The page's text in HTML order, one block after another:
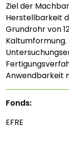
Ziel der
Herstellbarkeit
Grundrohr von
Anwendbarkeit
Fonds:
EFRE